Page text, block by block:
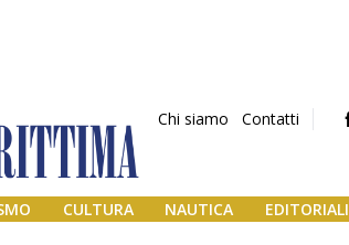
Chi siamo Contatti
CULTURA NAUTICA EDITORIALI